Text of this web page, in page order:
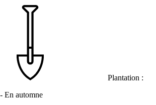
Plantation :
En automne